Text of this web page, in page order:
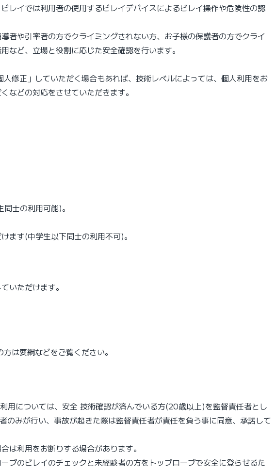
レイでは利用者の使用するビレイデバイスによるビレイ操作や危険性の認
者や引率者の方でクライミングされない方、お子様の保護者の方でクライ
ど、立場と役割に応じた安全確認を行います。
修正」していただく場合もあれば、技術レベルによっては、個人利用をお
などの対応をさせていただきます。
士の利用可能)。
ます(中学生以下同士の利用不可)。
いただけます。
は要綱などをご覧ください。
については、安全 技術確認が済んでいる⽅(20歳以上)を監督責任者とし
みが⾏い、事故が起きた際は監督責任者が責任を負う事に同意、承諾して
は利用をお断りする場合があります。
のビレイのチェックと未経験者の⽅をトップロープで安全に登らせるた